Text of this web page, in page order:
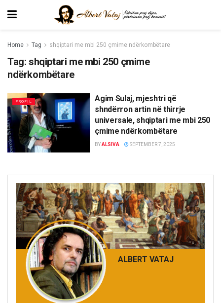
Home Tag shqiptari me mbi 250 çmime ndërkombëtare
Tag: shqiptari me mbi 250 çmime
ndërkombëtare
PROFIL
Agim Sulaj, mjeshtri që
shndërron artin në thirrje
universale, shqiptari me mbi 250
çmime ndërkombëtare
BYALSIVA SEPTEMBER 7, 2025
ALBERT VATAJ